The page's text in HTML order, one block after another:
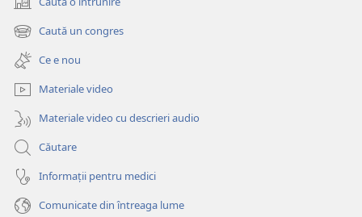
(se
deschide
o
fereastră
nouă)
Caută un congres
(se
deschide
o
fereastră
nouă)
Ce e nou
Materiale video
Materiale video cu descrieri audio
Căutare
Informații pentru medici
Comunicate din întreaga lume